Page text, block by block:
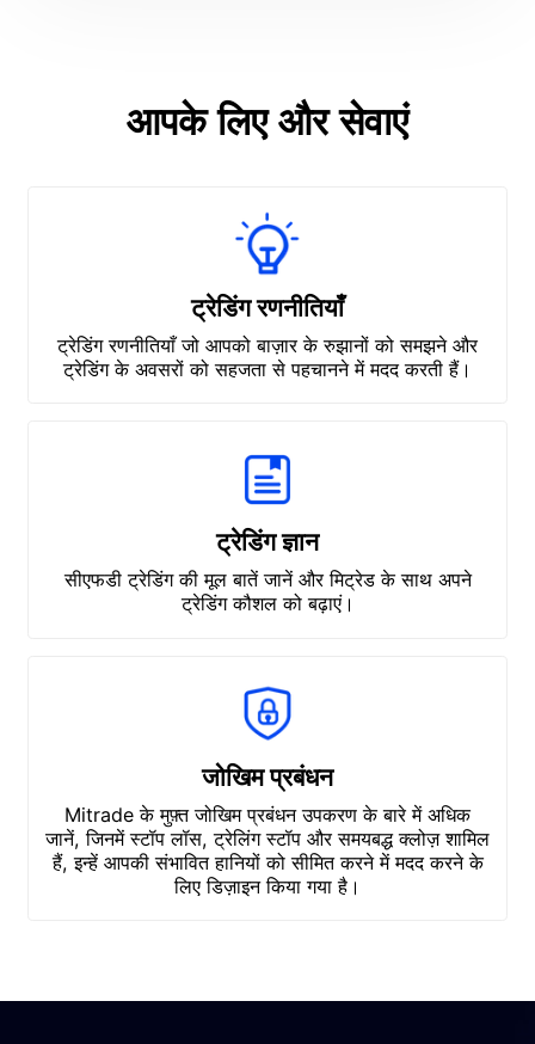
आपके लिए और सेवाएं
ट्रेडिंग रणनीतियाँ
ट्रेडिंग रणनीतियाँ जो आपको बाज़ार के रुझानों को समझने और
ट्रेडिंग के अवसरों को सहजता से पहचानने में मदद करती हैं।
ट्रेडिंग ज्ञान
सीएफडी ट्रेडिंग की मूल बातें जानें और मिट्रेड के साथ अपने
ट्रेडिंग कौशल को बढ़ाएं।
जोखिम प्रबंधन
Mitrade के मुफ़्त जोखिम प्रबंधन उपकरण के बारे में अधिक
जानें, जिनमें स्टॉप लॉस, ट्रेलिंग स्टॉप और समयबद्ध क्लोज़ शामिल
हैं, इन्हें आपकी संभावित हानियों को सीमित करने में मदद करने के
लिए डिज़ाइन किया गया है।